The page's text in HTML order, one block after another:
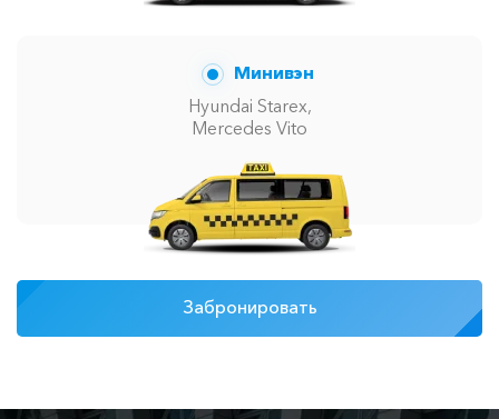
Минивэн
Hyundai Starex,
Mercedes Vito
Забронировать